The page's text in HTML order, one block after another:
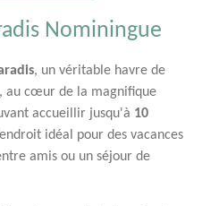
Nominingue
, un véritable havre de
au cœur de la magnifique
accueillir jusqu'à 10
idéal pour des vacances
amis ou un séjour de